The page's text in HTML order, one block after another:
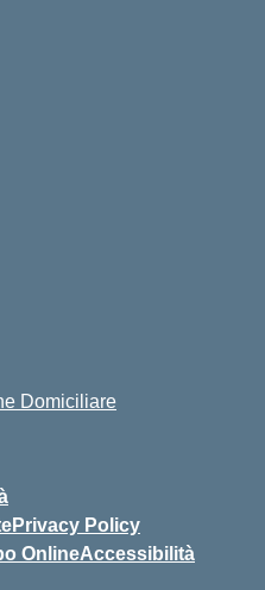
Domiciliare
Privacy Policy
OnlineAccessibilità